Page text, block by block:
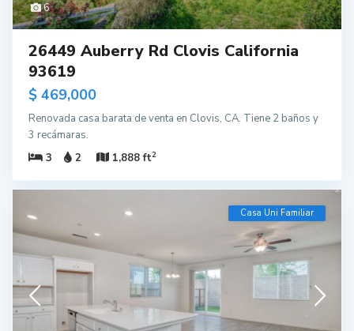
6
26449 Auberry Rd Clovis California
93619
$ 469,000
Renovada casa barata de venta en Clovis, CA. Tiene 2 baños y
3 recámaras.
3
2 1,888 ft2
Casa Uni Familiar